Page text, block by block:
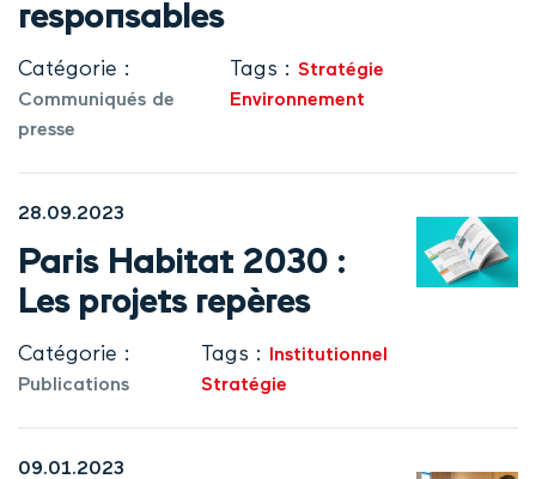
responsables
Catégorie :
Communiqués de
presse
Tags :Stratégie
Environnement
28.09.2023
Paris Habitat 2030 :
Les projets repères
Catégorie :
Publications
Tags :
Institutionnel
Stratégie
09.01.2023